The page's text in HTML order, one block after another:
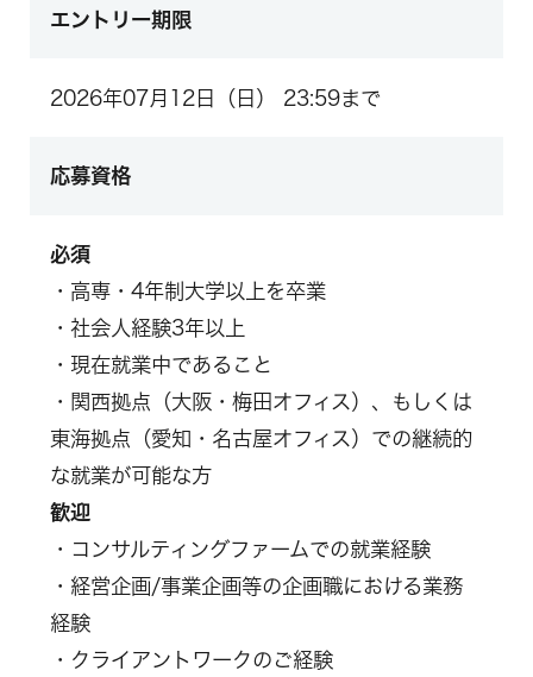
エントリー期限
2026年07月12日（日） 23:59まで
応募資格
必須
・高専・4年制大学以上を卒業
・社会人経験3年以上
・現在就業中であること
・関西拠点（大阪・梅田オフィス）、もしくは
東海拠点（愛知・名古屋オフィス）での継続的
な就業が可能な方
歓迎
・コンサルティングファームでの就業経験
・経営企画/事業企画等の企画職における業務
経験
・クライアントワークのご経験